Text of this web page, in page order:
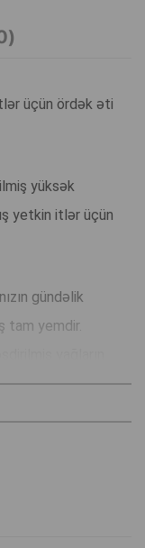
üçün ördək əti
yüksək
yetkin itlər üçün
gündəlik
tam yemdir.